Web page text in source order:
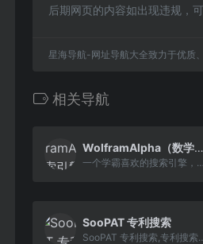
后期网页的内容如出现违规，
星海导航-网址导航大全致力于优质
相关导航
WolframAlpha（数学搜索引擎）
一个学霸喜欢的搜索引擎，可以搜索数学公式等数学内容...
SooPAT 专利搜索
SooPAT 专利搜索,专利搜索,专利查询,检索,下载